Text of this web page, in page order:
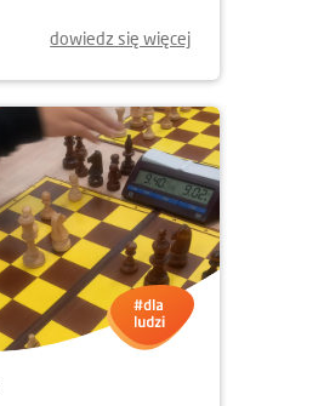
dowiedz się więcej